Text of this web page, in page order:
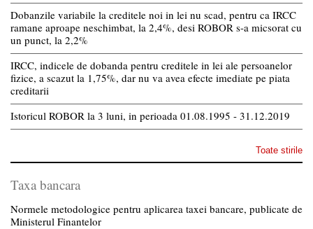
Dobanzile variabile la creditele noi in lei nu scad, pentru ca IRCC
ramane aproape neschimbat, la 2,4%, desi ROBOR s-a micsorat cu
un punct, la 2,2%
IRCC, indicele de dobanda pentru creditele in lei ale persoanelor
fizice, a scazut la 1,75%, dar nu va avea efecte imediate pe piata
creditarii
Istoricul ROBOR la 3 luni, in perioada 01.08.1995 - 31.12.2019
Toate stirile
Taxa bancara
Normele metodologice pentru aplicarea taxei bancare, publicate de
Ministerul Finantelor